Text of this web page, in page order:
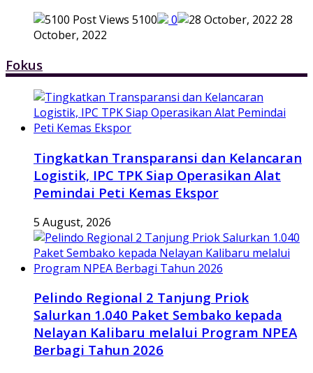
5100 0
28
October, 2022
Fokus
Tingkatkan Transparansi dan Kelancaran
Logistik, IPC TPK Siap Operasikan Alat
Pemindai Peti Kemas Ekspor
5 August, 2026
Pelindo Regional 2 Tanjung Priok
Salurkan 1.040 Paket Sembako kepada
Nelayan Kalibaru melalui Program NPEA
Berbagi Tahun 2026